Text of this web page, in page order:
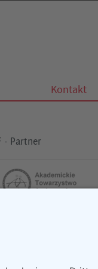
Kontakt
- Partner